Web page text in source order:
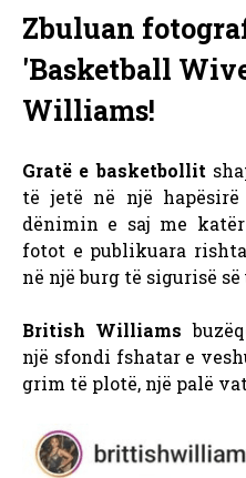
Zbuluan
'Basketball
Williams!
Gratë e basketbollit
të jetë në një
dënimin e saj me
fotot e publikuara
në një burg të sigurisë
British Williams
një sfondi fshatar e
grim të plotë, një palë